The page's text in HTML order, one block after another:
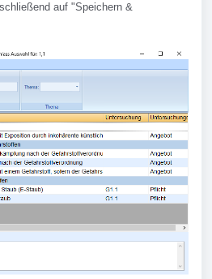
auf "Speichern &